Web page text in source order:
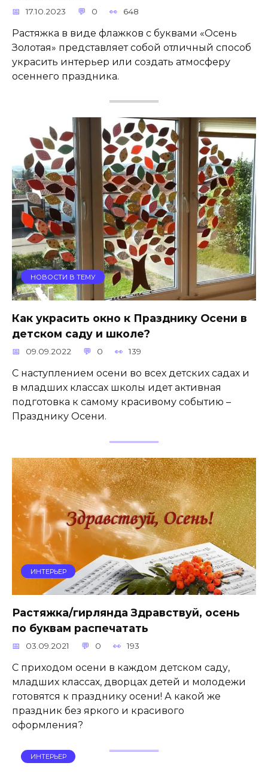
17.10.2023 0 648
Растяжка в виде флажков с буквами «Осень
Золотая» представляет собой отличный способ
украсить интерьер или создать атмосферу
осеннего праздника.
НОВОСТИ В ТЕМУ
Как украсить окно к Празднику Осени в
детском саду и школе?
09.09.2022 0 139
С наступлением осени во всех детских садах и
в младших классах школы идет активная
подготовка к самому красивому событию –
Празднику Осени.
ИНТЕРЬЕР
Растяжка/гирлянда Здравствуй, осень
по буквам распечатать
03.09.2021 0 193
С приходом осени в каждом детском саду,
младших классах, дворцах детей и молодежи
готовятся к празднику осени! А какой же
праздник без яркого и красивого
оформления?
ИНТЕРЬЕР